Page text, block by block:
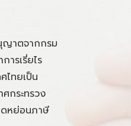
ญาตจากกรม
ารเรี่ยไร
ไทยเป็น
กระทรวง
ดหย่อนภาษี